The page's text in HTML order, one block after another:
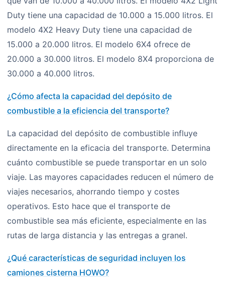
Duty tiene una capacidad de 10.000 a 15.000 litros. El
modelo 4X2 Heavy Duty tiene una capacidad de
15.000 a 20.000 litros. El modelo 6X4 ofrece de
20.000 a 30.000 litros. El modelo 8X4 proporciona de
30.000 a 40.000 litros.
¿Cómo afecta la capacidad del depósito de
combustible a la eficiencia del transporte?
La capacidad del depósito de combustible influye
directamente en la eficacia del transporte. Determina
cuánto combustible se puede transportar en un solo
viaje. Las mayores capacidades reducen el número de
viajes necesarios, ahorrando tiempo y costes
operativos. Esto hace que el transporte de
combustible sea más eficiente, especialmente en las
rutas de larga distancia y las entregas a granel.
¿Qué características de seguridad incluyen los
camiones cisterna HOWO?